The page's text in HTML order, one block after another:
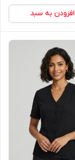
افزودن به سبد